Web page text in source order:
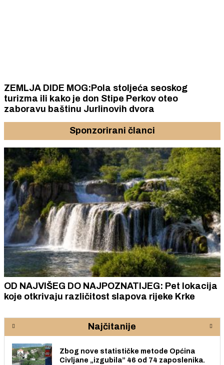
ZEMLJA DIDE MOG:Pola stoljeća seoskog
turizma ili kako je don Stipe Perkov oteo
zaboravu baštinu Jurlinovih dvora
Sponzorirani članci
OD NAJVIŠEG DO NAJPOZNATIJEG: Pet lokacija
koje otkrivaju različitost slapova rijeke Krke
Najčitanije
Zbog nove statističke metode Općina
Civljane „izgubila” 46 od 74 zaposlenika.